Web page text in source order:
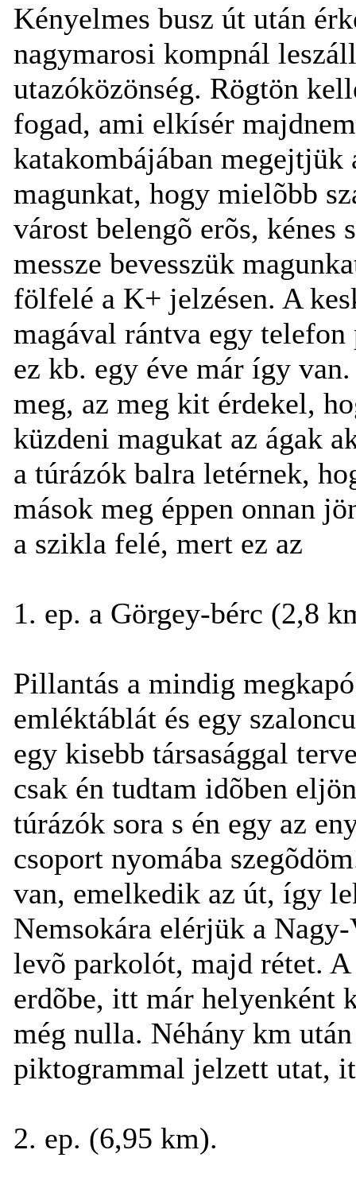
Kényelmes busz út után
nagymarosi kompnál
utazóközönség. Rögtön
fogad, ami elkísér
katakombájában megejtjük
magunkat, hogy mielõbb
várost belengõ erõs,
messze bevesszük
fölfelé a K+ jelzésen. A
magával rántva egy
ez kb. egy éve már így
meg, az meg kit érdekel,
küzdeni magukat az ágak
a túrázók balra letérnek,
mások meg éppen onnan
a szikla felé, mert ez az
1. ep. a Görgey-bérc (2,8
Pillantás a mindig
emléktáblát és egy
egy kisebb társasággal
csak én tudtam idõben
túrázók sora s én egy az
csoport nyomába
van, emelkedik az út, így
Nemsokára elérjük a
levõ parkolót, majd rétet.
erdõbe, itt már helyenként
még nulla. Néhány km
piktogrammal jelzett utat,
2. ep. (6,95 km).